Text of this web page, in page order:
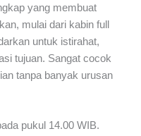
yang membuat
mulai dari kabin full
untuk istirahat,
tujuan. Sangat cocok
tanpa banyak urusan
pukul 14.00 WIB.